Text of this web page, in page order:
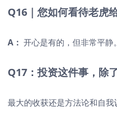
Q16｜您如何看待老虎
A： 开心是有的，但非常平
Q17：投资这件事，除
最大的收获还是方法论和自我